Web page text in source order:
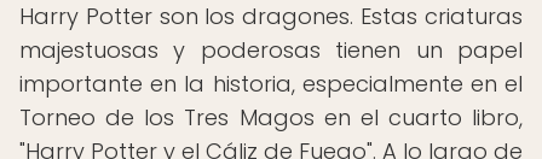
Harry Potter son los dragones. Estas criaturas
majestuosas y poderosas tienen un papel
importante en la historia, especialmente en el
Torneo de los Tres Magos en el cuarto libro,
"Harry Potter y el Cáliz de Fuego". A lo largo de